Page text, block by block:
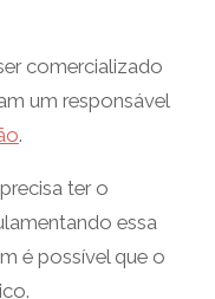
comercializado
um responsável
.
ter o
essa
é possível que o